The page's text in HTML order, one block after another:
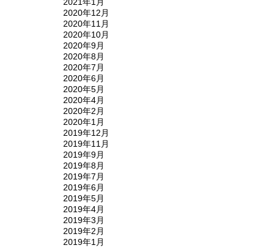
2020年12月
2020年11月
2020年10月
2020年9月
2020年8月
2020年7月
2020年6月
2020年5月
2020年4月
2020年2月
2020年1月
2019年12月
2019年11月
2019年9月
2019年8月
2019年7月
2019年6月
2019年5月
2019年4月
2019年3月
2019年2月
2019年1月